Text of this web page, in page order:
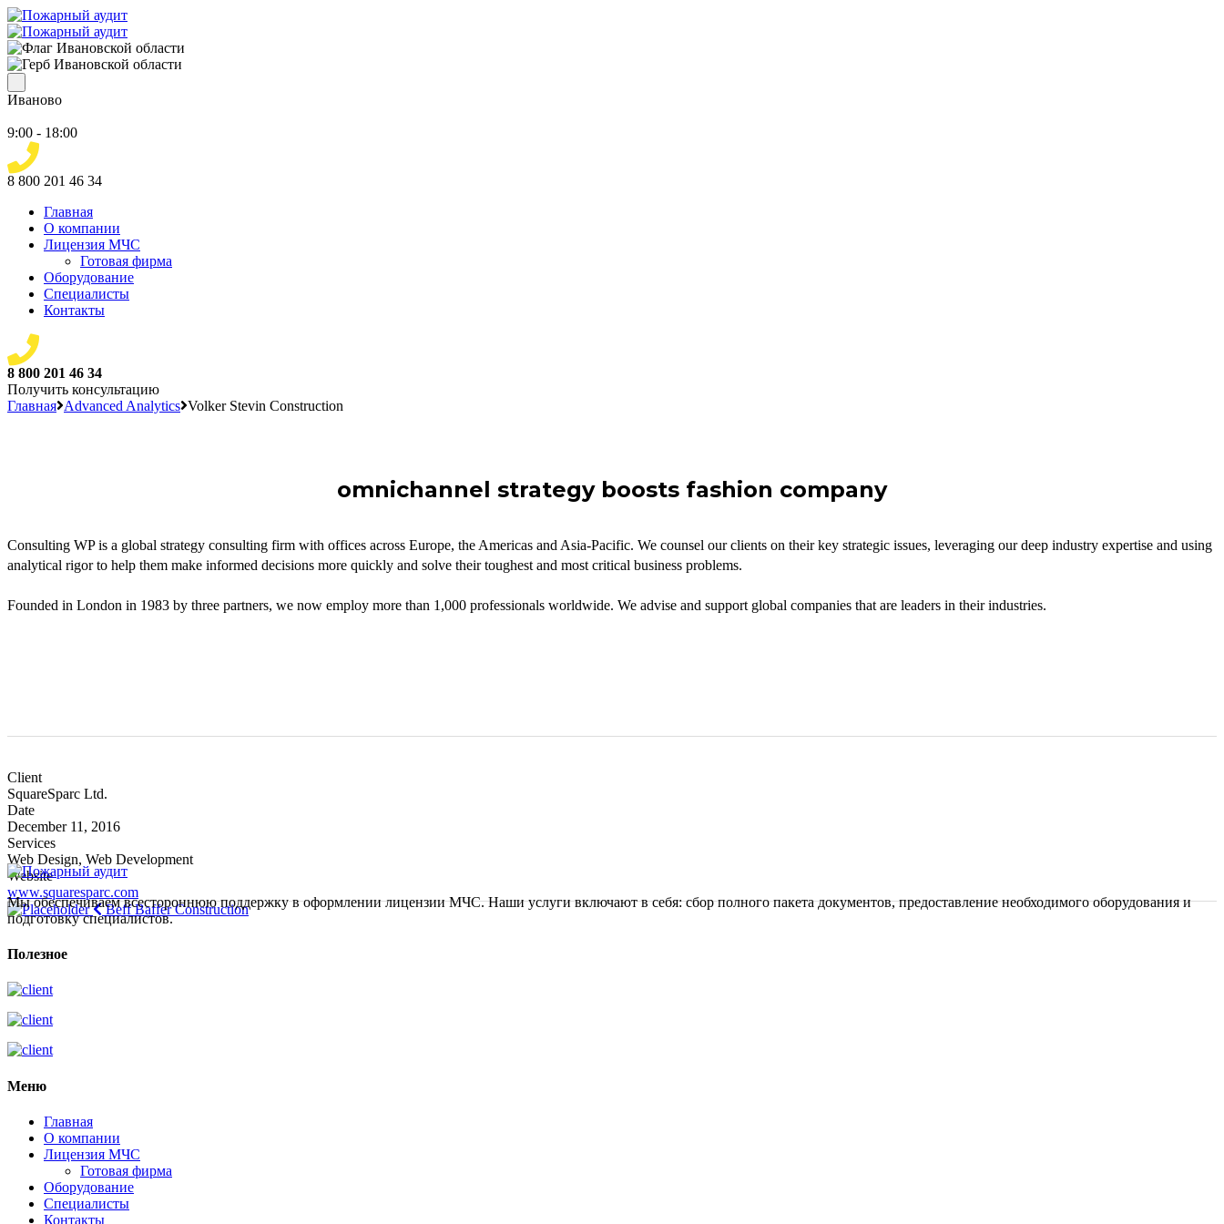
Иваново
9:00 - 18:00
8 800 201 46 34
Главная
О компании
Лицензия МЧС
Готовая фирма
Оборудование
Специалисты
Контакты
8 800 201 46 34
Получить консультацию
Главная Advanced Analytics Volker Stevin Construction
omnichannel strategy boosts fashion company
Consulting WP is a global strategy consulting firm with offices across Europe, the Americas and Asia-Pacific. We counsel our clients on their key strategic issues, leveraging our deep industry expertise and using
analytical rigor to help them make informed decisions more quickly and solve their toughest and most critical business problems.
Founded in London in 1983 by three partners, we now employ more than 1,000 professionals worldwide. We advise and support global companies that are leaders in their industries.
Client
SquareSparc Ltd.
Date
December 11, 2016
Services
Web Design, Web Development
Website
www.squaresparc.com
Beff Baffer Construction
Мы обеспечиваем всестороннюю поддержку в оформлении лицензии МЧС. Наши услуги включают в себя: сбор полного пакета документов, предоставление необходимого оборудования и
подготовку специалистов.
Полезное
Меню
Главная
О компании
Лицензия МЧС
Готовая фирма
Оборудование
Специалисты
Контакты